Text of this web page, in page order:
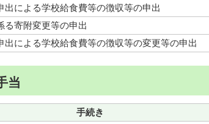
出による学校給食費等の徴収等の申出
る寄附変更等の申出
出による学校給食費等の徴収等の変更等の申出
当
手続き